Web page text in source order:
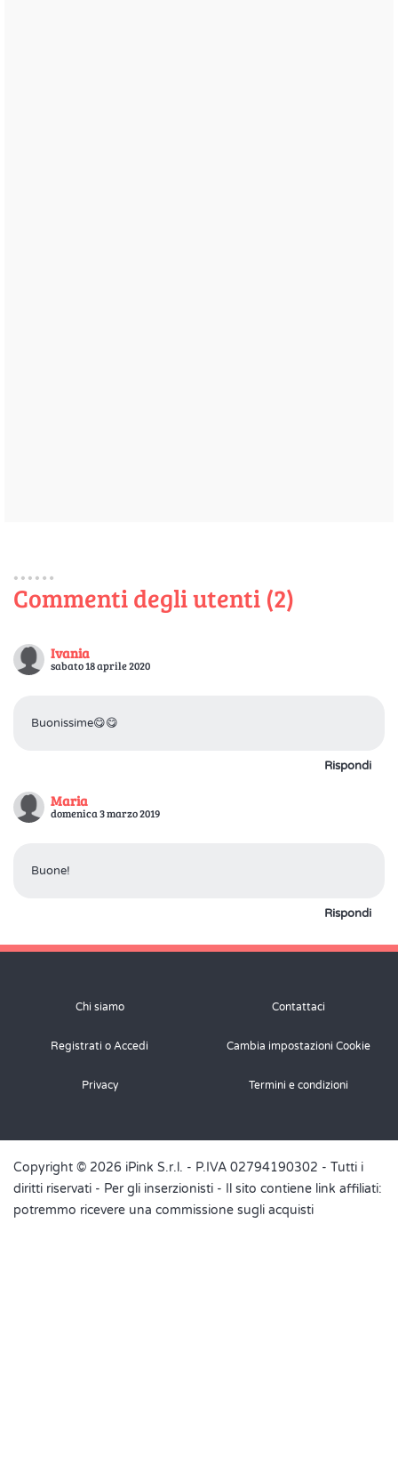
Commenti degli utenti (2)
Ivania
sabato 18 aprile 2020
Buonissime😋😋
Rispondi
Maria
domenica 3 marzo 2019
Buone!
Rispondi
Chi siamo Contattaci
Registrati o Accedi Cambia impostazioni Cookie
Privacy Termini e condizioni
Copyright © 2026 iPink S.r.l. - P.IVA 02794190302 - Tutti i
diritti riservati - Per gli inserzionisti - Il sito contiene link affiliati:
potremmo ricevere una commissione sugli acquisti